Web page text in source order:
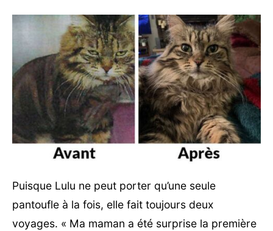
Puisque Lulu ne peut porter qu’une seule
pantoufle à la fois, elle fait toujours deux
voyages. « Ma maman a été surprise la première